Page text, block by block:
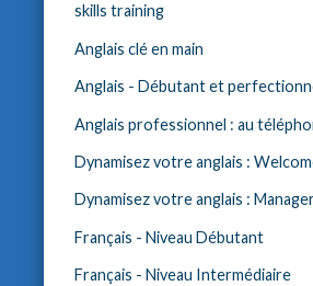
skills training
Anglais clé en main
Anglais - Débutant et
Anglais professionnel : au
Dynamisez votre anglais :
Dynamisez votre anglais :
Français - Niveau Débutant
Français - Niveau Intermédiaire